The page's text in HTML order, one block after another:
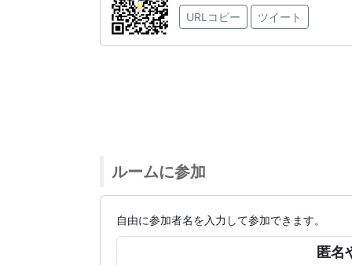
URLコピー
ツイート
ルームに参加
自由に参加者名を入力して参加できます。